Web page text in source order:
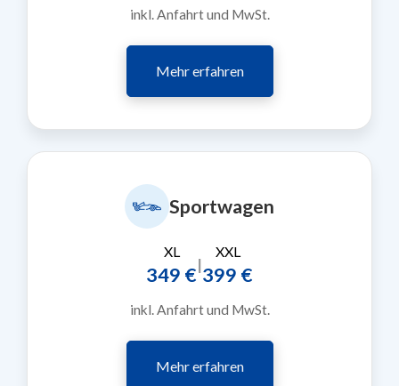
inkl. Anfahrt und MwSt.
Mehr erfahren
Sportwagen
XL
349 €|
XXL
399 €
inkl. Anfahrt und MwSt.
Mehr erfahren